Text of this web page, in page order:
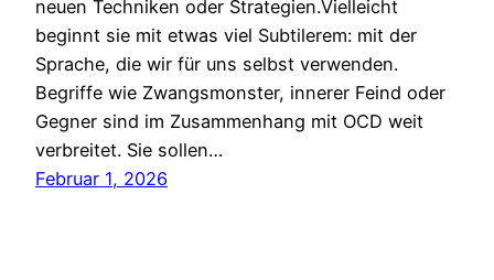
neuen Techniken oder Strategien.Vielleicht
beginnt sie mit etwas viel Subtilerem: mit der
Sprache, die wir für uns selbst verwenden.
Begriffe wie Zwangsmonster, innerer Feind oder
Gegner sind im Zusammenhang mit OCD weit
verbreitet. Sie sollen…
Februar 1, 2026